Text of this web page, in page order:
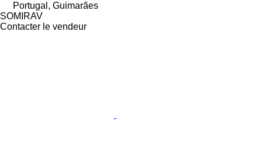
Portugal, Guimarães
SOMIRAV
Contacter le vendeur